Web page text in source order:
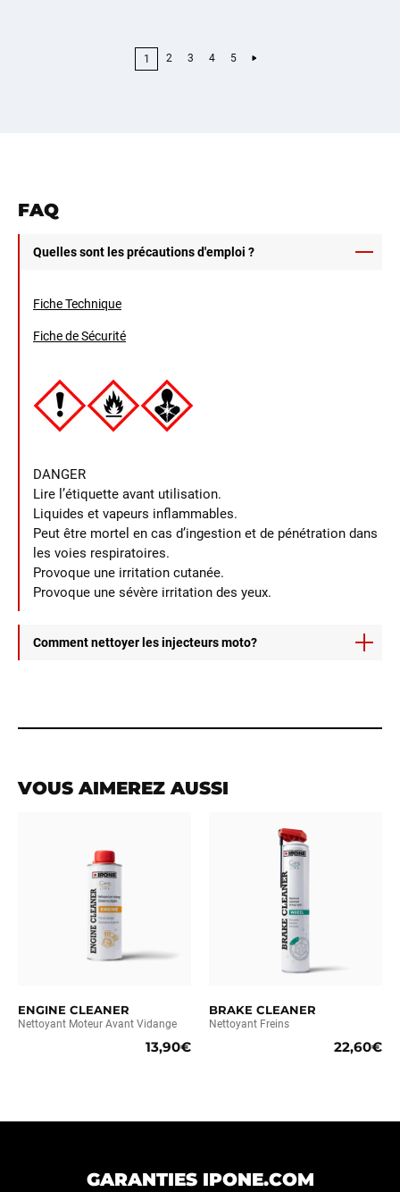
1 2 3 4 5
FAQ
Quelles sont les précautions d'emploi ?
Fiche Technique
Fiche de Sécurité
DANGER
Lire l’étiquette avant utilisation.
Liquides et vapeurs inflammables.
Peut être mortel en cas d’ingestion et de pénétration dans
les voies respiratoires.
Provoque une irritation cutanée.
Provoque une sévère irritation des yeux.
Comment nettoyer les injecteurs moto?
2) Mélangez bien.
VOUS AIMEREZ AUSSI
ENGINE CLEANER
Nettoyant Moteur Avant Vidange
13,90€
BRAKE CLEANER
Nettoyant Freins
22,60€
GARANTIES IPONE.COM